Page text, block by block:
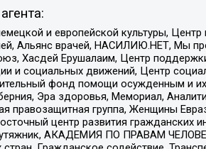
и европейской культуры,
Альянс врачей, НАСИЛИЮ.НЕТ, Мы
Хасдей Ерушалаим, Центр
и социальных движений, Центр
фонд помощи осужденным и
Эра здоровья, Мемориал,
группа, Женщины
центр развития гражданских
АКАДЕМИЯ ПО ПРАВАМ